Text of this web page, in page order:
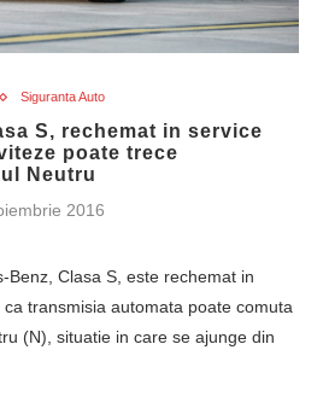
Siguranta Auto
S, rechemat in service
poate trece
Neutru
2016
Benz, Clasa S, este rechemat in
transmisia automata poate comuta
(N), situatie in care se ajunge din